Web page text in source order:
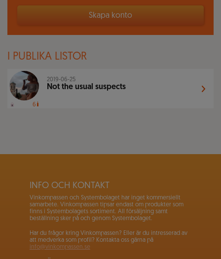
Skapa konto
I PUBLIKA LISTOR
6
2019-06-25
Not the usual suspects
INFO OCH KONTAKT
Vinkompassen och Systembolaget har inget kommersiellt
samarbete. Vinkompassen tipsar endast om produkter som
finns i Systembolagets sortiment. All försäljning samt
beställning sker på och genom Systembolaget.
Har du frågor kring Vinkompassen? Eller är du intresserad av
att medverka som profil? Kontakta oss gärna på
info@vinkompassen.se